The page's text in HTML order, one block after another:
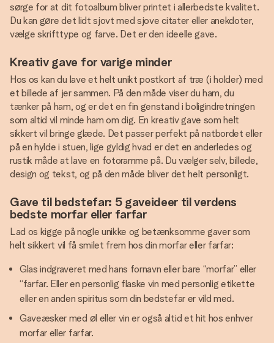
sørge for at dit fotoalbum bliver printet i allerbedste kvalitet.
Du kan gøre det lidt sjovt med sjove citater eller anekdoter,
vælge skrifttype og farve. Det er den ideelle gave.
Kreativ gave for varige minder
Hos os kan du lave et helt unikt postkort af træ (i holder) med
et billede af jer sammen. På den måde viser du ham, du
tænker på ham, og er det en fin genstand i boligindretningen
som altid vil minde ham om dig. En kreativ gave som helt
sikkert vil bringe glæde. Det passer perfekt på natbordet eller
på en hylde i stuen, lige gyldig hvad er det en anderledes og
rustik måde at lave en fotoramme på. Du vælger selv, billede,
design og tekst, og på den måde bliver det helt personligt.
Gave til bedstefar: 5 gaveideer til verdens
bedste morfar eller farfar
Lad os kigge på nogle unikke og betænksomme gaver som
helt sikkert vil få smilet frem hos din morfar eller farfar:
Glas indgraveret med hans fornavn eller bare “morfar” eller
“farfar. Eller en personlig flaske vin med personlig etikette
eller en anden spiritus som din bedstefar er vild med.
Gaveæsker med øl eller vin er også altid et hit hos enhver
morfar eller farfar.